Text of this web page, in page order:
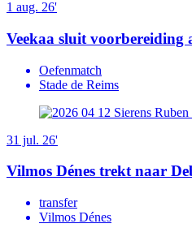
1 aug. 26'
Veekaa sluit voorbereiding
Oefenmatch
Stade de Reims
31 jul. 26'
Vilmos Dénes trekt naar
transfer
Vilmos Dénes